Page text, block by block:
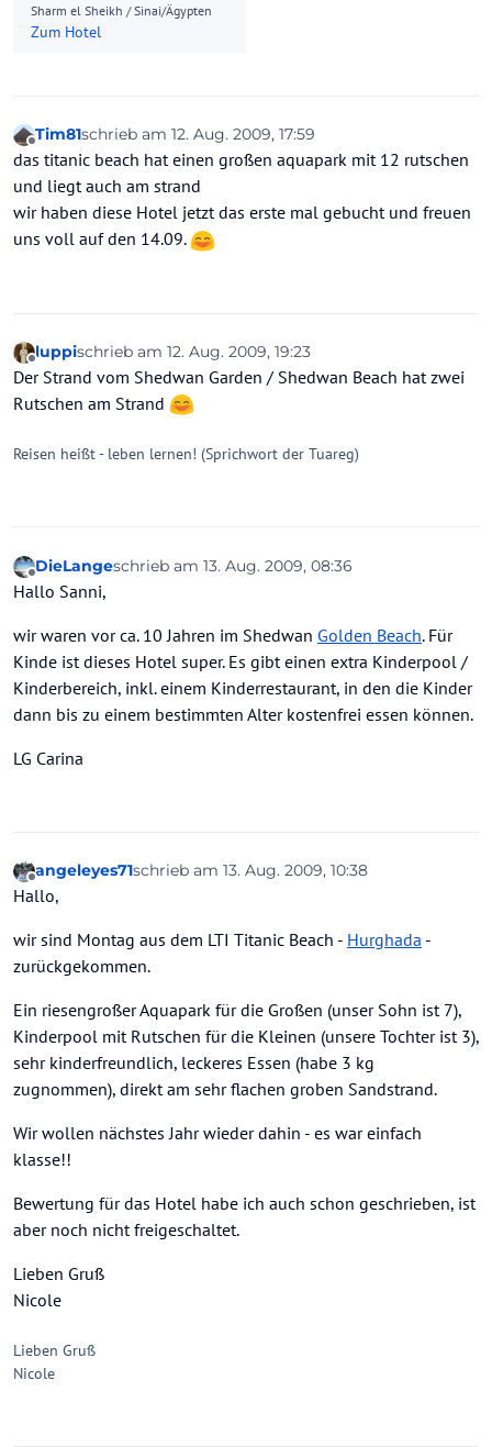
Sharm el Sheikh / Sinai/Ägypten
Zum Hotel
Offline
Tim81schrieb am 12. Aug. 2009, 17:59
zuletzt editiert von
das titanic beach hat einen großen aquapark mit 12 rutschen
und liegt auch am strand
wir haben diese Hotel jetzt das erste mal gebucht und freuen
uns voll auf den 14.09.
Offline
luppischrieb am 12. Aug. 2009, 19:23
zuletzt editiert von
Der Strand vom Shedwan Garden / Shedwan Beach hat zwei
Rutschen am Strand
Reisen heißt - leben lernen! (Sprichwort der Tuareg)
Offline
DieLangeschrieb am 13. Aug. 2009, 08:36
zuletzt editiert von
Hallo Sanni,
wir waren vor ca. 10 Jahren im Shedwan Golden Beach. Für
Kinde ist dieses Hotel super. Es gibt einen extra Kinderpool /
Kinderbereich, inkl. einem Kinderrestaurant, in den die Kinder
dann bis zu einem bestimmten Alter kostenfrei essen können.
LG Carina
Offline
angeleyes71schrieb am 13. Aug. 2009, 10:38
zuletzt editiert von
Hallo,
wir sind Montag aus dem LTI Titanic Beach - Hurghada -
zurückgekommen.
Ein riesengroßer Aquapark für die Großen (unser Sohn ist 7),
Kinderpool mit Rutschen für die Kleinen (unsere Tochter ist 3),
sehr kinderfreundlich, leckeres Essen (habe 3 kg
zugnommen), direkt am sehr flachen groben Sandstrand.
Wir wollen nächstes Jahr wieder dahin - es war einfach
klasse!!
Bewertung für das Hotel habe ich auch schon geschrieben, ist
aber noch nicht freigeschaltet.
Lieben Gruß
Nicole
Lieben Gruß
Nicole